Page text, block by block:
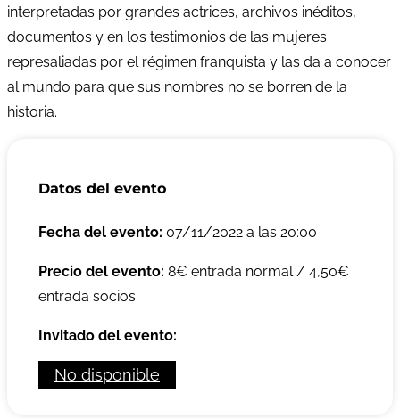
interpretadas por grandes actrices, archivos inéditos,
documentos y en los testimonios de las mujeres
represaliadas por el régimen franquista y las da a conocer
al mundo para que sus nombres no se borren de la
historia.
Datos del evento
Fecha del evento: 07/11/2022 a las 20:00
Precio del evento: 8€ entrada normal / 4,50€
entrada socios
Invitado del evento:
No disponible